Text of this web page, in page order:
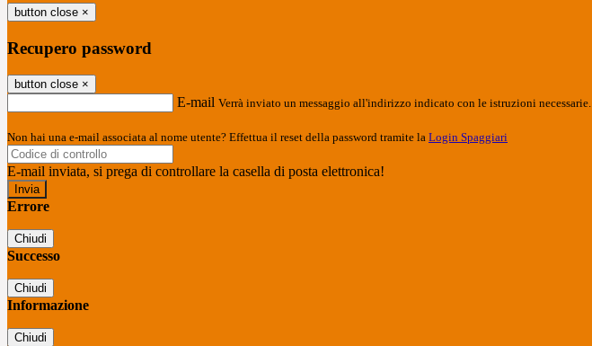
button close ×
Recupero password
button close ×
E-mail Verrà inviato un messaggio all'indirizzo indicato con le istruzioni necessarie.
Non hai una e-mail associata al nome utente? Effettua il reset della password tramite la Login Spaggiari
E-mail inviata, si prega di controllare la casella di posta elettronica!
Errore
Chiudi
Successo
Chiudi
Informazione
Chiudi